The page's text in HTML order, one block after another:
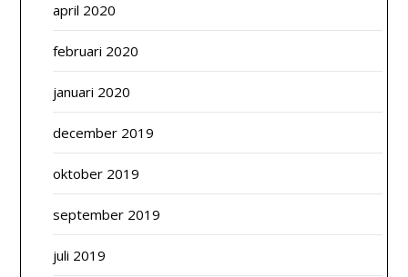
april 2020
februari 2020
januari 2020
december 2019
oktober 2019
september 2019
juli 2019